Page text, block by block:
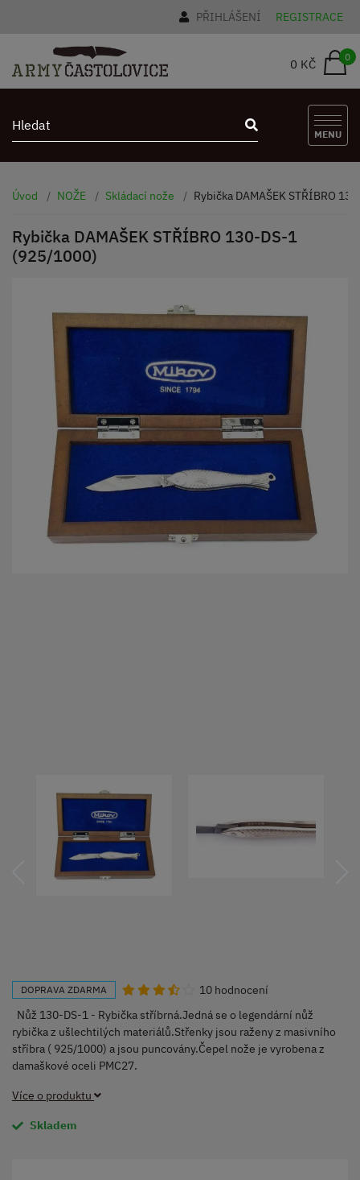
PŘIHLÁŠENÍ REGISTRACE
0 KČ 0
MENU
Úvod NOŽE Skládací nože Rybička DAMAŠEK STŘÍBRO
Rybička DAMAŠEK STŘÍBRO 130-DS-1
(925/1000)
DOPRAVA ZDARMA
10 hodnocení
Nůž 130-DS-1 - Rybička stříbrná.Jedná se o legendární nůž
rybička z ušlechtilých materiálů.Střenky jsou raženy z masivního
stříbra ( 925/1000) a jsou puncovány.Čepel nože je vyrobena z
damaškové oceli PMC27.
Více o produktu
Skladem